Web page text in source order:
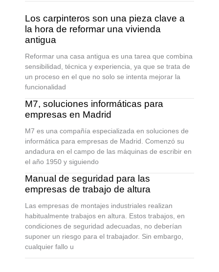
Los carpinteros son una pieza clave a
la hora de reformar una vivienda
antigua
Reformar una casa antigua es una tarea que combina
sensibilidad, técnica y experiencia, ya que se trata de
un proceso en el que no solo se intenta mejorar la
funcionalidad
M7, soluciones informáticas para
empresas en Madrid
M7 es una compañía especializada en soluciones de
informática para empresas de Madrid. Comenzó su
andadura en el campo de las máquinas de escribir en
el año 1950 y siguiendo
Manual de seguridad para las
empresas de trabajo de altura
Las empresas de montajes industriales realizan
habitualmente trabajos en altura. Estos trabajos, en
condiciones de seguridad adecuadas, no deberían
suponer un riesgo para el trabajador. Sin embargo,
cualquier fallo u